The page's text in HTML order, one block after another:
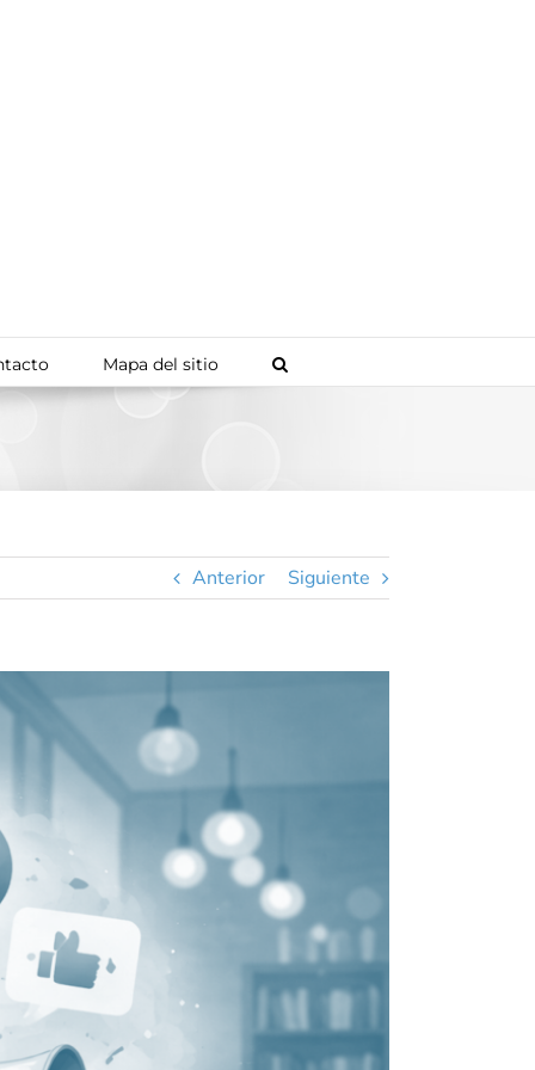
Mapa del sitio
Anterior Siguiente